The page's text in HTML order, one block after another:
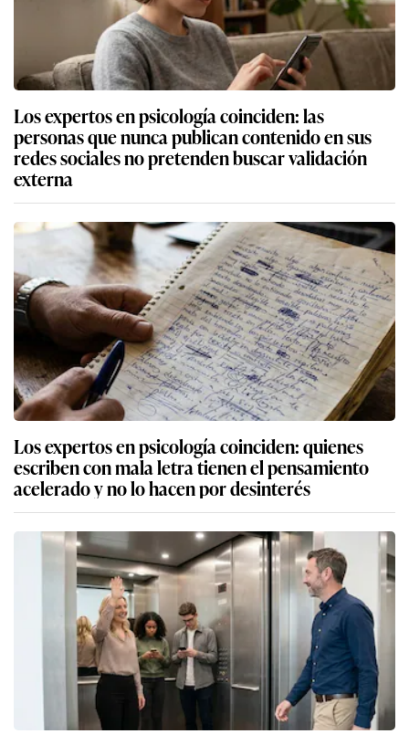
Los expertos en psicología coinciden: las
personas que nunca publican contenido en sus
redes sociales no pretenden buscar validación
externa
Los expertos en psicología coinciden: quienes
escriben con mala letra tienen el pensamiento
acelerado y no lo hacen por desinterés